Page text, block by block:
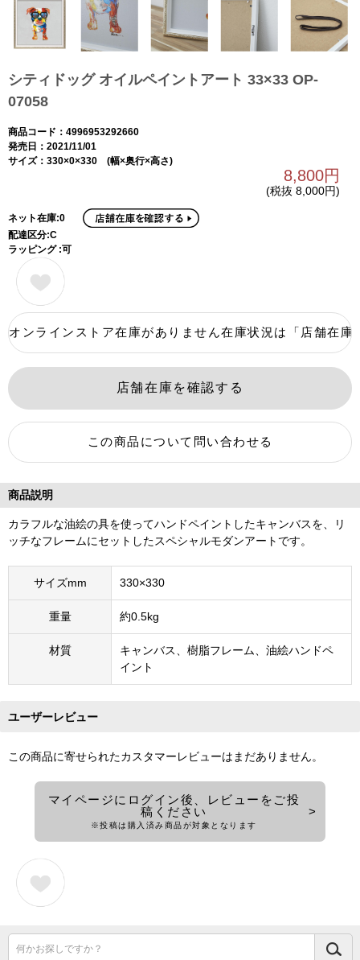
シティドッグ オイルペイントアート 33×33 OP-
07058
商品コード：4996953292660
発売日：2021/11/01
サイズ：330×0×330 (幅×奥行×高さ)
8,800円
(税抜 8,000円)
ネット在庫:0
配達区分:C
ラッピング :可
商品説明
カラフルな油絵の具を使ってハンドペイントしたキャンバスを、リ
ッチなフレームにセットしたスペシャルモダンアートです。
サイズmm 330×330
重量 約0.5kg
材質
キャンバス、樹脂フレーム、油絵ハンドペ
イント
ユーザーレビュー
この商品に寄せられたカスタマーレビューはまだありません。
マイページにログイン後、レビューをご投
稿ください
※投稿は購入済み商品が対象となります
何かお探しですか？